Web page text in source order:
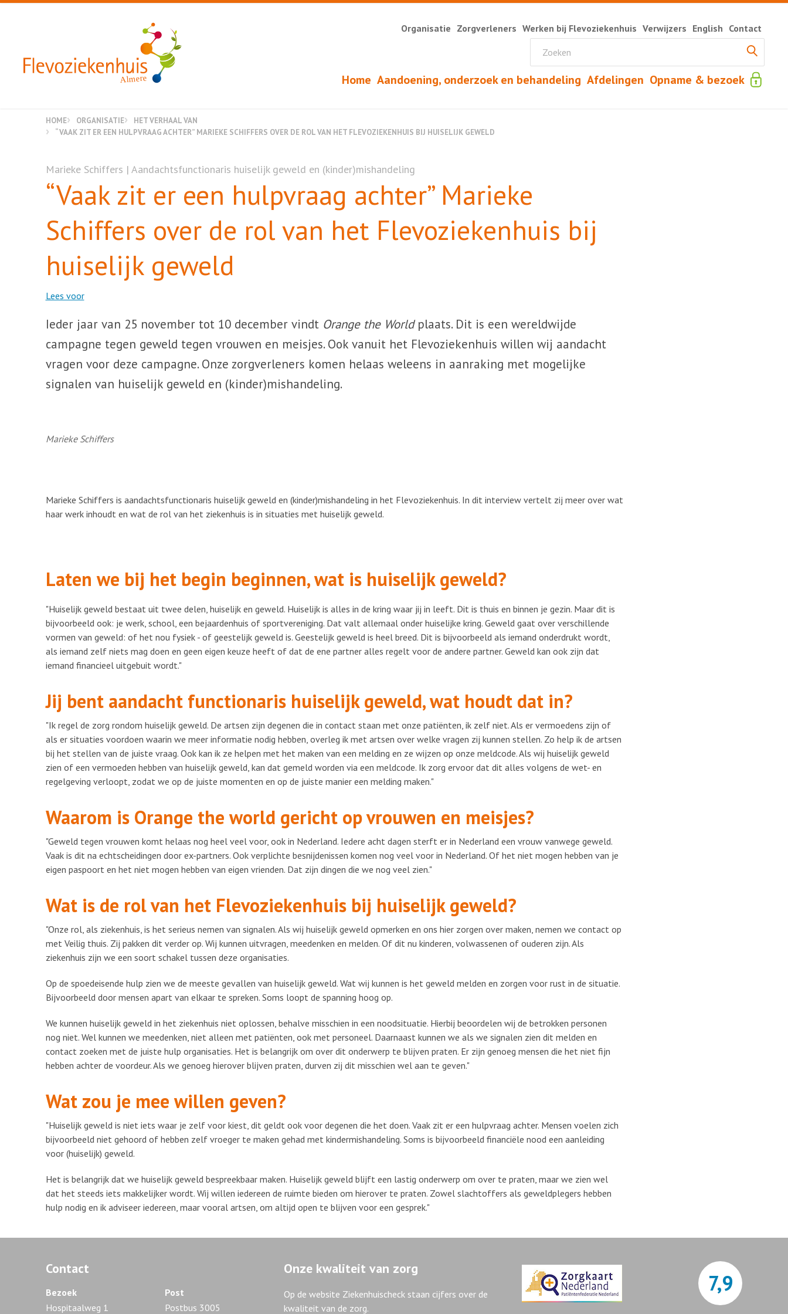
Almere Home Aandoening, onderzoek en behandeling Afdelingen Opname & bezoek
Organisatie Zorgverleners Werken bij Flevoziekenhuis Verwijzers English Contact
HOME ORGANISATIE
HET VERHAAL VAN
“VAAK ZIT ER EEN HULPVRAAG ACHTER” MARIEKE SCHIFFERS OVER DE ROL VAN HET FLEVOZIEKENHUIS BIJ HUISELIJK GEWELD
Marieke Schiffers | Aandachtsfunctionaris huiselijk geweld en (kinder)mishandeling
“Vaak zit er een hulpvraag achter” Marieke
Schiffers over de rol van het Flevoziekenhuis bij
huiselijk geweld
Lees voor
Ieder jaar van 25 november tot 10 december vindt Orange the Worldplaats. Dit is een wereldwijde
campagne tegen geweld tegen vrouwen en meisjes. Ook vanuit het Flevoziekenhuis willen wij aandacht
vragen voor deze campagne. Onze zorgverleners komen helaas weleens in aanraking met mogelijke
signalen van huiselijk geweld en (kinder)mishandeling.
Marieke Schiffers
Marieke Schiffers is aandachtsfunctionaris huiselijk geweld en (kinder)mishandeling in het Flevoziekenhuis. In dit interview vertelt zij meer over wat
haar werk inhoudt en wat de rol van het ziekenhuis is in situaties met huiselijk geweld.
Laten we bij het begin beginnen, wat is huiselijk geweld?
"Huiselijk geweld bestaat uit twee delen, huiselijk en geweld. Huiselijk is alles in de kring waar jij in leeft. Dit is thuis en binnen je gezin. Maar dit is
bijvoorbeeld ook: je werk, school, een bejaardenhuis of sportvereniging. Dat valt allemaal onder huiselijke kring. Geweld gaat over verschillende
vormen van geweld: of het nou fysiek - of geestelijk geweld is. Geestelijk geweld is heel breed. Dit is bijvoorbeeld als iemand onderdrukt wordt,
als iemand zelf niets mag doen en geen eigen keuze heeft of dat de ene partner alles regelt voor de andere partner. Geweld kan ook zijn dat
iemand financieel uitgebuit wordt."
Jij bent aandacht functionaris huiselijk geweld, wat houdt dat in?
"Ik regel de zorg rondom huiselijk geweld. De artsen zijn degenen die in contact staan met onze patiënten, ik zelf niet. Als er vermoedens zijn of
als er situaties voordoen waarin we meer informatie nodig hebben, overleg ik met artsen over welke vragen zij kunnen stellen. Zo help ik de artsen
bij het stellen van de juiste vraag. Ook kan ik ze helpen met het maken van een melding en ze wijzen op onze meldcode. Als wij huiselijk geweld
zien of een vermoeden hebben van huiselijk geweld, kan dat gemeld worden via een meldcode. Ik zorg ervoor dat dit alles volgens de wet- en
regelgeving verloopt, zodat we op de juiste momenten en op de juiste manier een melding maken."
Waarom is Orange the world gericht op vrouwen en meisjes?
"Geweld tegen vrouwen komt helaas nog heel veel voor, ook in Nederland. Iedere acht dagen sterft er in Nederland een vrouw vanwege geweld.
Vaak is dit na echtscheidingen door ex-partners. Ook verplichte besnijdenissen komen nog veel voor in Nederland. Of het niet mogen hebben van je
eigen paspoort en het niet mogen hebben van eigen vrienden. Dat zijn dingen die we nog veel zien."
Wat is de rol van het Flevoziekenhuis bij huiselijk geweld?
"Onze rol, als ziekenhuis, is het serieus nemen van signalen. Als wij huiselijk geweld opmerken en ons hier zorgen over maken, nemen we contact op
met Veilig thuis. Zij pakken dit verder op. Wij kunnen uitvragen, meedenken en melden. Of dit nu kinderen, volwassenen of ouderen zijn. Als
ziekenhuis zijn we een soort schakel tussen deze organisaties.
Op de spoedeisende hulp zien we de meeste gevallen van huiselijk geweld. Wat wij kunnen is het geweld melden en zorgen voor rust in de situatie.
Bijvoorbeeld door mensen apart van elkaar te spreken. Soms loopt de spanning hoog op.
We kunnen huiselijk geweld in het ziekenhuis niet oplossen, behalve misschien in een noodsituatie. Hierbij beoordelen wij de betrokken personen
nog niet. Wel kunnen we meedenken, niet alleen met patiënten, ook met personeel. Daarnaast kunnen we als we signalen zien dit melden en
contact zoeken met de juiste hulp organisaties. Het is belangrijk om over dit onderwerp te blijven praten. Er zijn genoeg mensen die het niet fijn
hebben achter de voordeur. Als we genoeg hierover blijven praten, durven zij dit misschien wel aan te geven."
Wat zou je mee willen geven?
"Huiselijk geweld is niet iets waar je zelf voor kiest, dit geldt ook voor degenen die het doen. Vaak zit er een hulpvraag achter. Mensen voelen zich
bijvoorbeeld niet gehoord of hebben zelf vroeger te maken gehad met kindermishandeling. Soms is bijvoorbeeld financiële nood een aanleiding
voor (huiselijk) geweld.
Het is belangrijk dat we huiselijk geweld bespreekbaar maken. Huiselijk geweld blijft een lastig onderwerp om over te praten, maar we zien wel
dat het steeds iets makkelijker wordt. Wij willen iedereen de ruimte bieden om hierover te praten. Zowel slachtoffers als geweldplegers hebben
hulp nodig en ik adviseer iedereen, maar vooral artsen, om altijd open te blijven voor een gesprek."
Contact
Bezoek
Hospitaalweg 1
Post
Postbus 3005
Onze kwaliteit van zorg
Op de website Ziekenhuischeck staan cijfers over de
kwaliteit van de zorg.
7,9